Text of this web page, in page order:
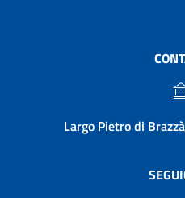
Largo Pietro di